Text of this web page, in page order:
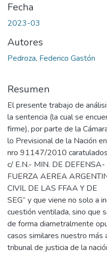
Fecha
2023-03
Autores
Pedroza, Federico Gastón
Resumen
El presente trabajo de
la sentencia (la cual se
firme), por parte de la
lo Previsional de la Nación
nro 91147/2010
c/ E.N.- MIN. DE DEFENSA-
FUERZA AEREA
CIVIL DE LAS FFAA Y DE
SEG” y que viene no solo a
cuestión ventilada, sino que
de forma diametralmente
casos similares nuestro más
tribunal de justicia de la